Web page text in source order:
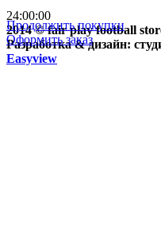
Продолжить покупки
Оформить заказ
24:00:00
2014 © fair play football
Разработка & дизайн:
Easyview